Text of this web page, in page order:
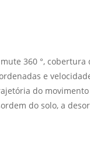
360 ​​°, cobertura
e
do movimento
do solo, a